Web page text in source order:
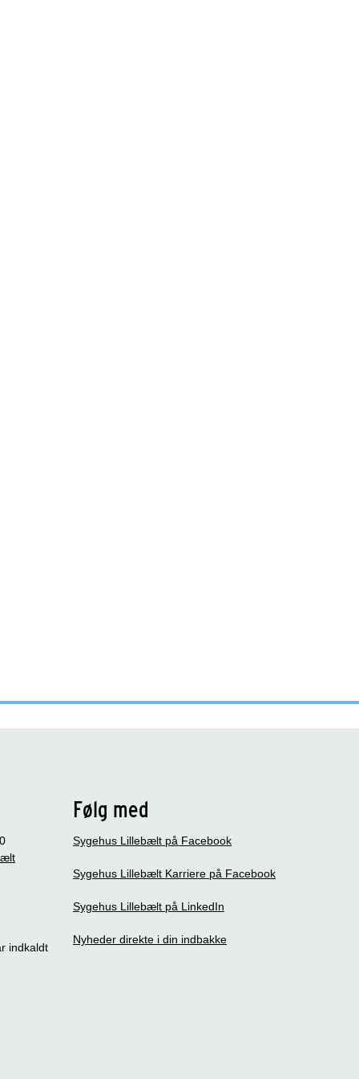
indkaldt
Følg med
Sygehus Lillebælt på Facebook
Sygehus Lillebælt Karriere på Facebook
Sygehus Lillebælt på LinkedIn
Nyheder direkte i din indbakke